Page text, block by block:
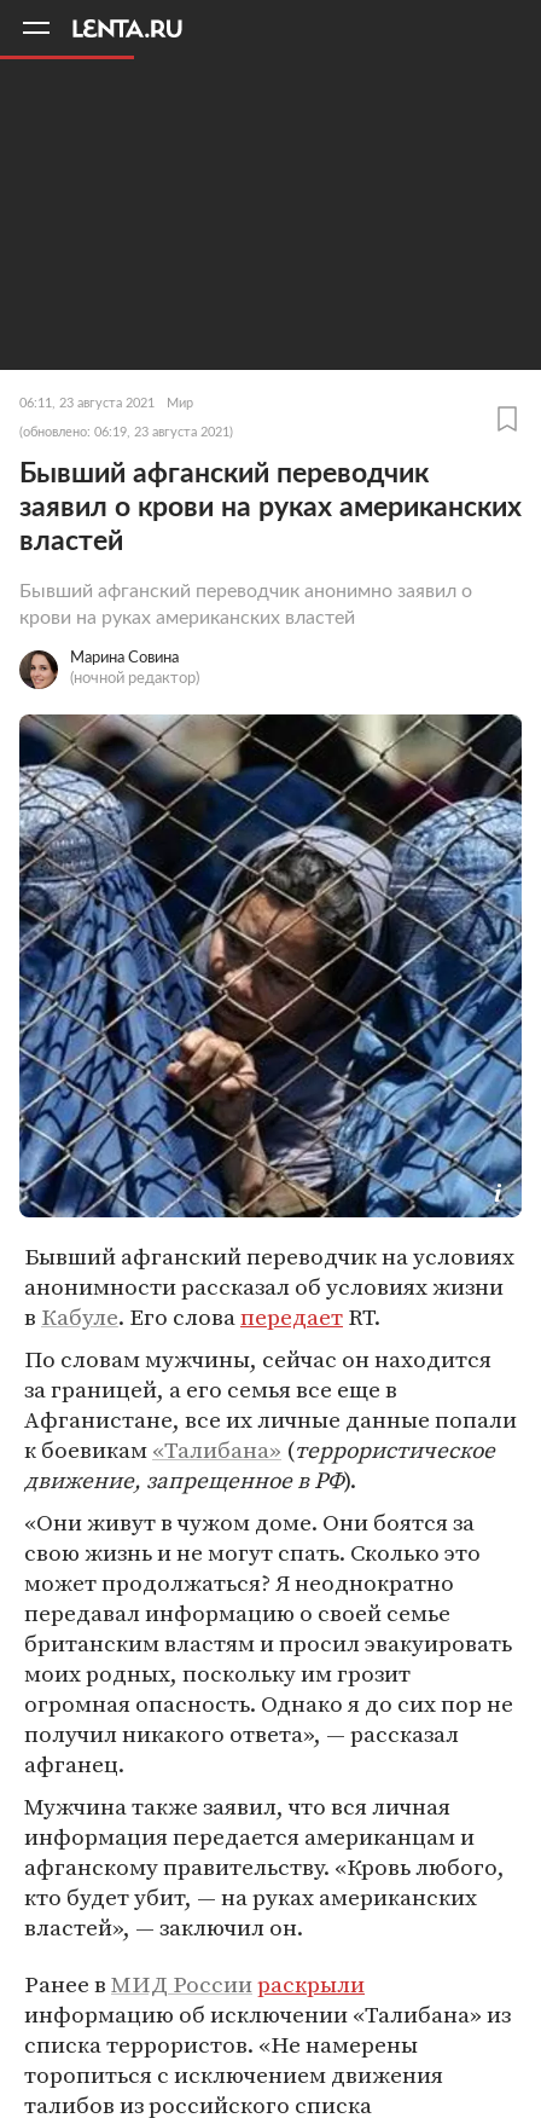
06:11, 23 августа 2021 Мир
(обновлено: 06:19, 23 августа 2021)
Бывший афганский переводчик
заявил о крови на руках американских
властей
Бывший афганский переводчик анонимно заявил о
крови на руках американских властей
Марина Совина
(ночной редактор)
Бывший афганский переводчик на условиях
анонимности рассказал об условиях жизни
в Кабуле. Его словапередаетRT.
По словам мужчины, сейчас он находится
за границей, а его семья все еще в
Афганистане, все их личные данные попали
к боевикам«Талибана» (террористическое
движение, запрещенное в РФ).
«Они живут в чужом доме. Они боятся за
свою жизнь и не могут спать. Сколько это
может продолжаться? Я неоднократно
передавал информацию о своей семье
британским властям и просил эвакуировать
моих родных, поскольку им грозит
огромная опасность. Однако я до сих пор не
получил никакого ответа», — рассказал
афганец.
Мужчина также заявил, что вся личная
информация передается американцам и
афганскому правительству. «Кровь любого,
кто будет убит, — на руках американских
властей», — заключил он.
Ранее вМИД Россиираскрыли
информацию об исключении «Талибана» из
списка террористов. «Не намерены
торопиться с исключением движения
талибов из российского списка